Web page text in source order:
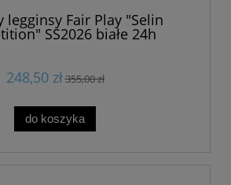
legginsy Fair Play "Selin
SS2026 białe 24h
248,50 zł355,00 zł
do koszyka